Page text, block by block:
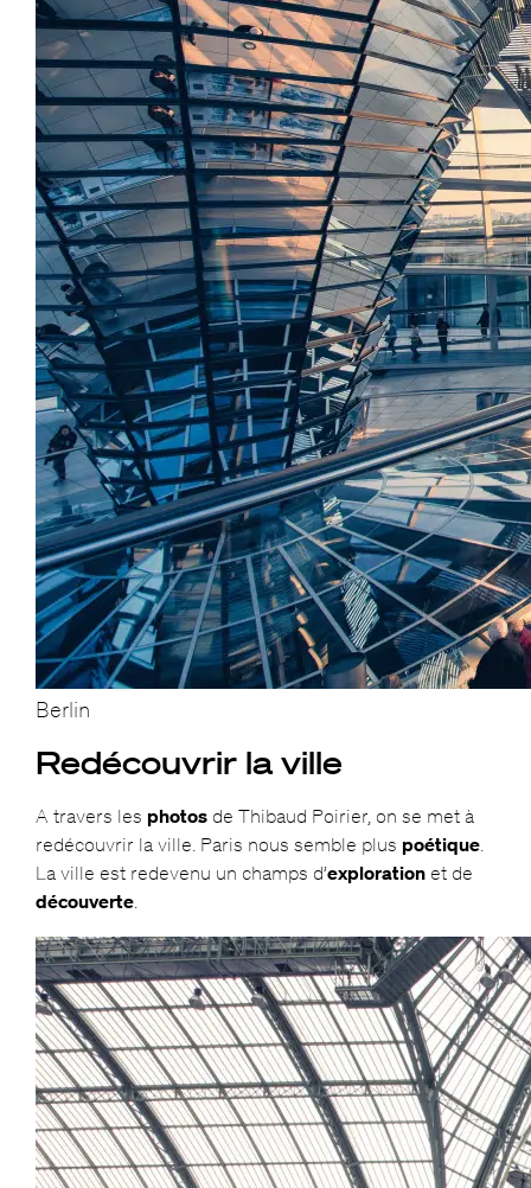
Berlin
Redécouvrir la ville
A travers les photosde Thibaud Poirier, on se met à
redécouvrir la ville. Paris nous semble plus poétique.
La ville est redevenu un champs d’explorationet de
découverte.